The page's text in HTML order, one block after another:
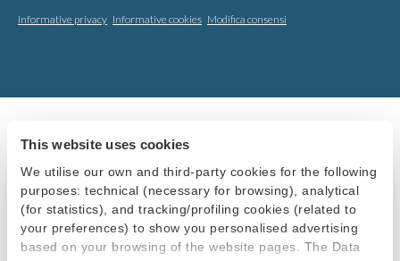
This website uses cookies
We utilise our own and third-party cookies for the following
purposes: technical (necessary for browsing), analytical
(for statistics), and tracking/profiling cookies (related to
your preferences) to show you personalised advertising
based on your browsing of the website pages. The Data
Informative privacy Informative cookies Modifica consensi